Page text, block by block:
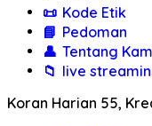
📜 Kode Etik
📘 Pedoman
👤 Tentang
📁 live
Koran Harian 55,